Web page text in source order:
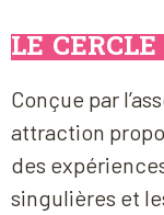
LE CERCLE
Conçue par
attraction
des
singulières et